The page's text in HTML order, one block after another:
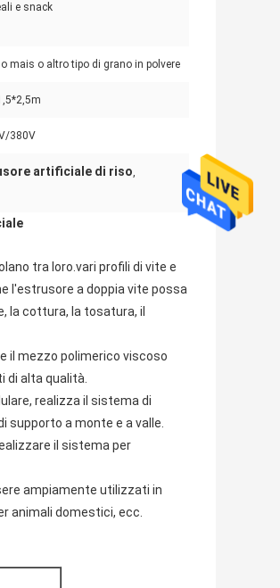
e snack
mais o altro tipo di grano in polvere
380V
artificiale di riso,
tra loro.vari profili di vite e
l'estrusore a doppia vite possa
la cottura, la tosatura, il
il mezzo polimerico viscoso
di alta qualità.
realizza il sistema di
supporto a monte e a valle.
il sistema per
ampiamente utilizzati in
animali domestici, ecc.